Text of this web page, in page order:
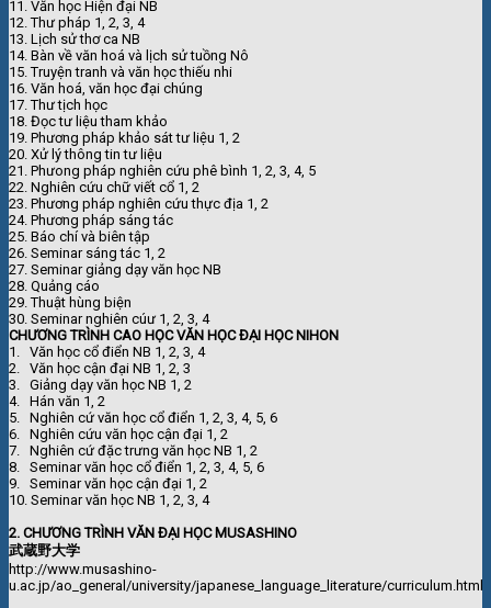
11. Văn học Hiện đại NB
12. Thư pháp 1, 2, 3, 4
13. Lịch sử thơ ca NB
14. Bàn về văn hoá và lịch sử tuồng Nô
15. Truyện tranh và văn học thiếu nhi
16. Văn hoá, văn học đại chúng
17. Thư tịch học
18. Đọc tư liệu tham khảo
19. Phương pháp khảo sát tư liệu 1, 2
20. Xử lý thông tin tư liệu
21. Phưong pháp nghiên cứu phê bình 1, 2, 3, 4, 5
22. Nghiên cứu chữ viết cổ 1, 2
23. Phương pháp nghiên cứu thực địa 1, 2
24. Phương pháp sáng tác
25. Báo chí và biên tập
26. Seminar sáng tác 1, 2
27. Seminar giảng dạy văn học NB
28. Quảng cáo
29. Thuật hùng biện
30. Seminar nghiên cúư 1, 2, 3, 4
CHƯƠNG TRÌNH CAO HỌC VĂN HỌC ĐẠI HỌC NIHON
1. Văn học cổ điển NB 1, 2, 3, 4
2. Văn học cận đại NB 1, 2, 3
3. Giảng dạy văn học NB 1, 2
4. Hán văn 1, 2
5. Nghiên cứ văn học cổ điển 1, 2, 3, 4, 5, 6
6. Nghiên cứu văn học cận đại 1, 2
7. Nghiên cứ đặc trưng văn học NB 1, 2
8. Seminar văn học cổ điển 1, 2, 3, 4, 5, 6
9. Seminar văn học cận đại 1, 2
10. Seminar văn học NB 1, 2, 3, 4
2. CHƯƠNG TRÌNH VĂN ĐẠI HỌC MUSASHINO
武蔵野大学
http://www.musashino-
u.ac.jp/ao_general/university/japanese_language_literature/curriculum.html